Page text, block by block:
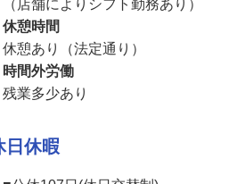
■8時間勤務　※各店舗の営業時間は
（店舗によりシフト勤務あり）
休憩時間
休憩あり（法定通り）
残業多少あり